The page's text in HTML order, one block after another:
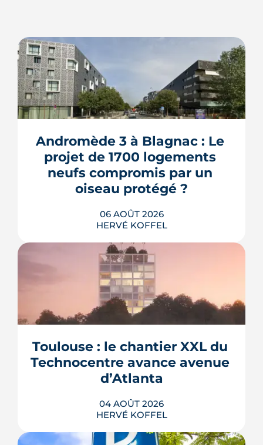
Andromède 3 à Blagnac : Le
projet de 1700 logements
neufs compromis par un
oiseau protégé ?
06 AOÛT 2026
HERVÉ KOFFEL
La troisième et dernière phase de
l'écoquartier Andromède doit livrer
près de 1 700 logements à partir de
protégé, la cisticole des joncs, contraint
fortement le plan d'aménagement et
repousse un calendrier déjà tendu.
LIRE L'ARTICLE
Toulouse : le chantier XXL du
Technocentre avance avenue
d’Atlanta
04 AOÛT 2026
HERVÉ KOFFEL